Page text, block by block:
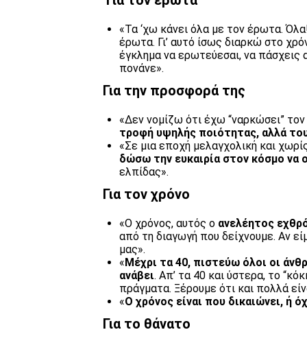
«Τα ‘χω κάνει όλα με τον έρωτα.
έρωτα. Γι’ αυτό ίσως διαρκώ στο
έγκλημα να ερωτεύεσαι, να πάσχεις
πονάνε».
Για την προσφορά της
«Δεν νομίζω ότι έχω “ναρκώσει”
τροφή υψηλής ποιότητας, αλλά
«Σε μια εποχή μελαγχολική και
δώσω την ευκαιρία στον κόσμο να
ελπίδας».
Για τον χρόνο
«Ο χρόνος, αυτός ο ανελέητος
από τη διαγωγή που δείχνουμε. Αν
μας».
«Μέχρι τα 40, πιστεύω όλοι οι
ανάβει. Απ’ τα 40 και ύστερα, το
πράγματα. Ξέρουμε ότι και πολλά
«Ο χρόνος είναι που δικαιώνει, ή
Για το θάνατο